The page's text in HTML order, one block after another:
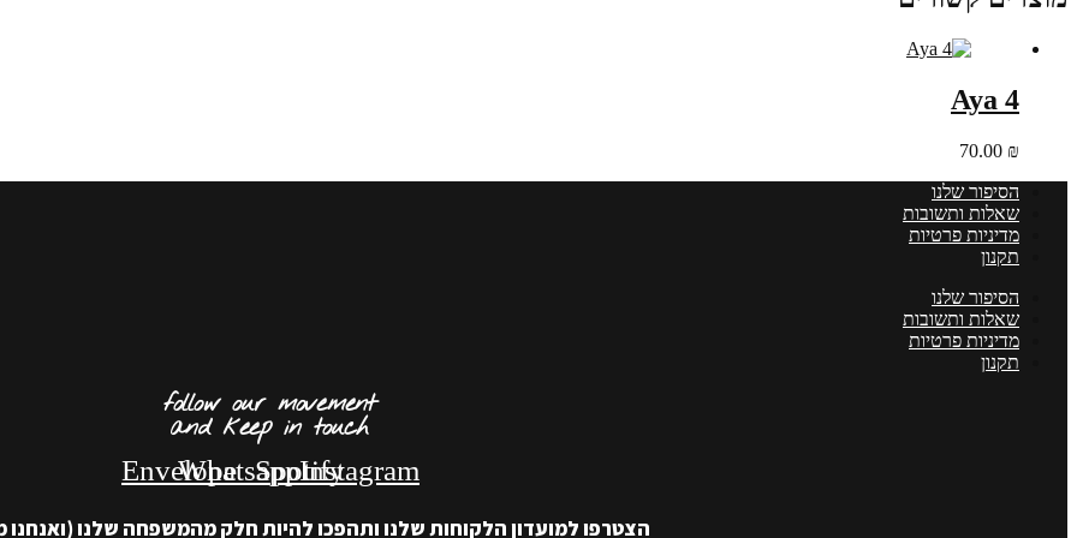
Aya 4
70.00 ₪
הסיפור שלנו
שאלות ותשובות
מדיניות פרטיות
תקנון
הסיפור שלנו
שאלות ותשובות
מדיניות פרטיות
תקנון
follow our movement
and keep in touch
Instagram
Spotify
Whatsapp
Envelope
הצטרפו למועדון הלקוחות שלנו ותהפכו להיות חלק מהמשפחה שלנו